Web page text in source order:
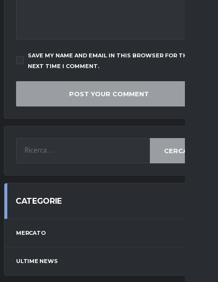
SAVE MY NAME AND EMAIL IN THIS BROWSER FOR THE
NEXT TIME I COMMENT.
CERCA
CATEGORIE
MERCATO
ULTIME NEWS